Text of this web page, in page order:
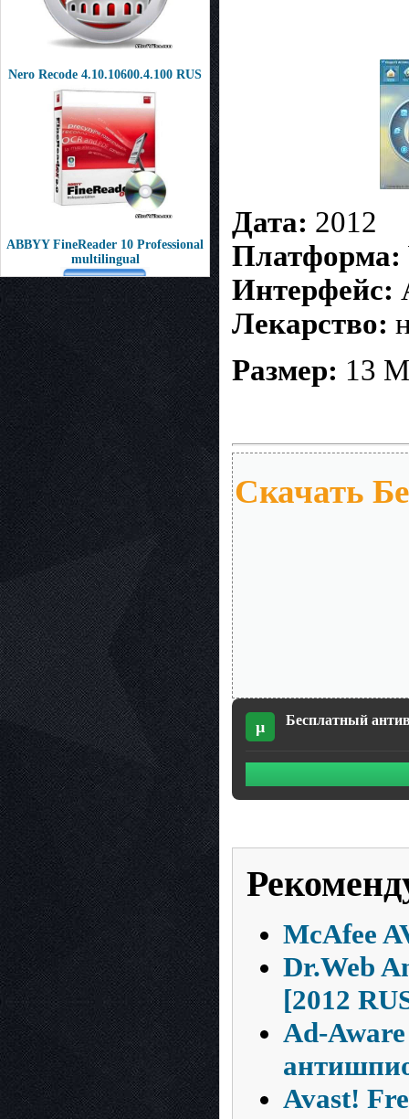
Nero Recode 4.10.10600.4.100 RUS
ABBYY FineReader 10 Professional
multilingual
Дата: 2012
Платформа:
Интерфейс:
Лекарство:
Размер: 13
Скачать
µ Бесплатный
McAfee
Dr.Web
[2012
Ad-
Avast!